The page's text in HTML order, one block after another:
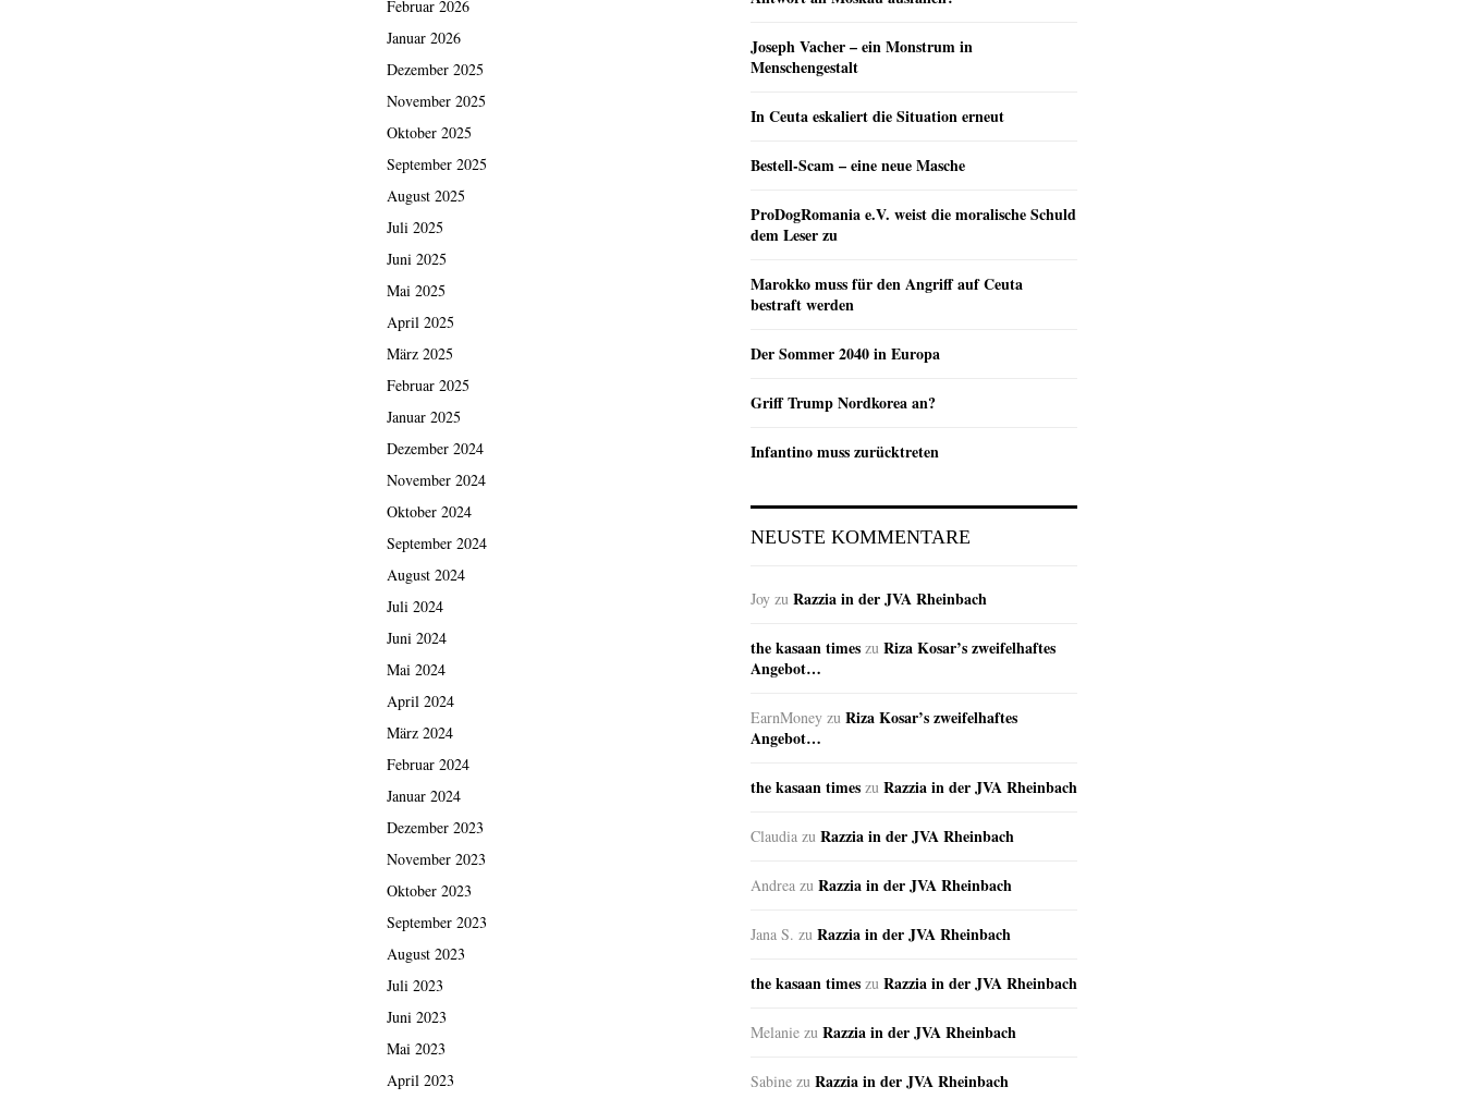
Februar 2026
Januar 2026
Dezember 2025
November 2025
Oktober 2025
September 2025
August 2025
Juli 2025
Juni 2025
Mai 2025
April 2025
März 2025
Februar 2025
Januar 2025
Dezember 2024
November 2024
Oktober 2024
September 2024
August 2024
Juli 2024
Juni 2024
Mai 2024
April 2024
März 2024
Februar 2024
Januar 2024
Dezember 2023
November 2023
Oktober 2023
September 2023
August 2023
Juli 2023
Juni 2023
Mai 2023
April 2023
Joseph Vacher – ein Monstrum in
Menschengestalt
In Ceuta eskaliert die Situation erneut
Bestell-Scam – eine neue Masche
ProDogRomania e.V. weist die moralische Schuld
dem Leser zu
Marokko muss für den Angriff auf Ceuta
bestraft werden
Der Sommer 2040 in Europa
Griff Trump Nordkorea an?
Infantino muss zurücktreten
NEUSTE KOMMENTARE
Joy zu Razzia in der JVA Rheinbach
the kasaan times zu Riza Kosar’s zweifelhaftes
Angebot…
EarnMoney zu Riza Kosar’s zweifelhaftes
Angebot…
the kasaan times zu Razzia in der JVA Rheinbach
Claudia zu Razzia in der JVA Rheinbach
Andrea zu Razzia in der JVA Rheinbach
Jana S. zu Razzia in der JVA Rheinbach
the kasaan times zu Razzia in der JVA Rheinbach
Melanie zu Razzia in der JVA Rheinbach
Sabine zu Razzia in der JVA Rheinbach